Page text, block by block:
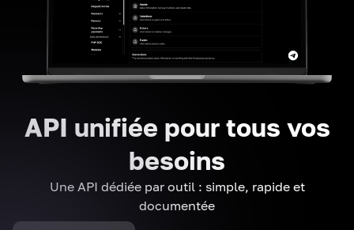
API unifiée pour tous vos
besoins
Une API dédiée par outil : simple, rapide et
documentée